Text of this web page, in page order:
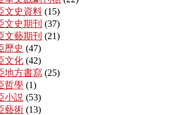
文史資料 (15)
文史期刊 (37)
文藝期刊 (21)
歷史 (47)
文化 (42)
地方書寫 (25)
哲學 (1)
小説 (53)
藝術 (13)